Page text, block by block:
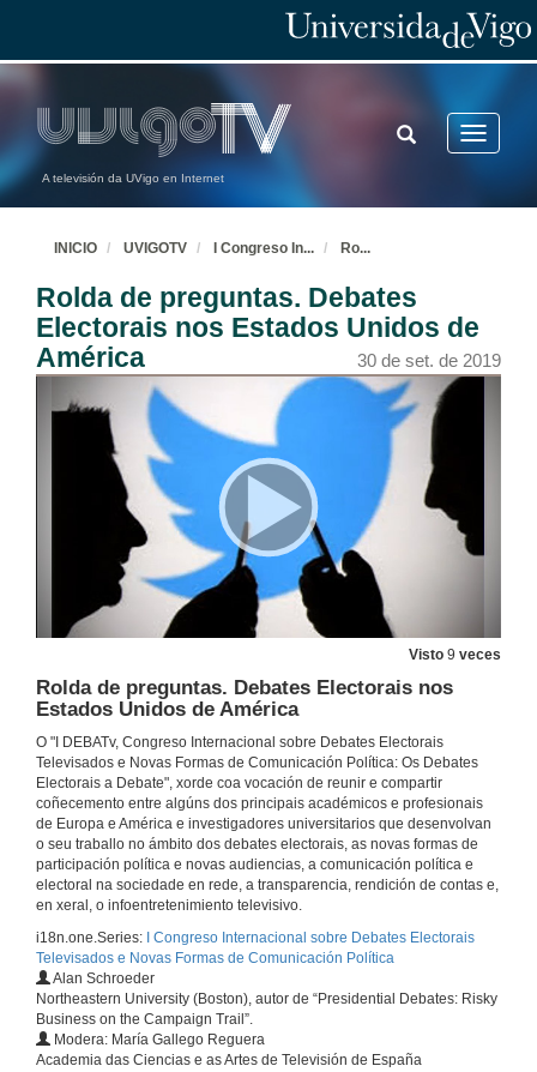
A televisión da UVigo en Internet
Toggle
TOGGLE
SEARCH
INICIO UVIGOTV I Congreso In... Ro...
Rolda de preguntas. Debates
Electorais nos Estados Unidos de
América
30 de set. de 2019
Visto 9 veces
Rolda de preguntas. Debates Electorais nos
Estados Unidos de América
O "I DEBATv, Congreso Internacional sobre Debates Electorais
Televisados e Novas Formas de Comunicación Política: Os Debates
Electorais a Debate", xorde coa vocación de reunir e compartir
coñecemento entre algúns dos principais académicos e profesionais
de Europa e América e investigadores universitarios que desenvolvan
o seu traballo no ámbito dos debates electorais, as novas formas de
participación política e novas audiencias, a comunicación política e
electoral na sociedade en rede, a transparencia, rendición de contas e,
en xeral, o infoentretenimiento televisivo.
i18n.one.Series:
I Congreso Internacional sobre Debates Electorais
Televisados e Novas Formas de Comunicación Política
Alan Schroeder
Northeastern University (Boston), autor de “Presidential Debates: Risky
Business on the Campaign Trail”. ​
Modera: María Gallego Reguera
Academia das Ciencias e as Artes de Televisión de España
D. José Rúas Araújo, dá a benvida ao congreso e ofrece información sobre a organización do mesmo
30 de set. de 2019
30 de set. de 2019
30 de set. de 2019